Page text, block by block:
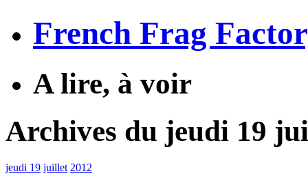
French Frag
A lire, à voir
Archives du jeudi 19
jeudi 19 juillet 2012